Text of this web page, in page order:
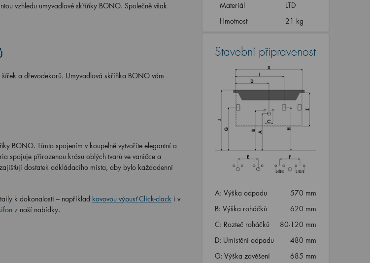
vzhledu umyvadlové skříňky BONO. Společně však
a dřevodekorů. Umyvadlová skříňka BONO vám
BONO. Tímto spojením v koupelně vytvoříte elegantní a
spojuje přirozenou krásu oblých tvarů ve vaničce a
dostatek odkládacího místa, aby bylo každodenní
k dokonalosti – například kovovou výpusť Click-clacki v
z naší nabídky.
Materiál
LTD
Hmotnost
21 kg
Stavební připravenost
A: Výška odpadu
570 mm
B: Výška roháčků
620 mm
C: Rozteč roháčků
80-120 mm
D: Umístění odpadu
480 mm
G: Výška zavěšení
685 mm